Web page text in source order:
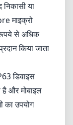
या
माइक्रो
रूपये से अधिक
किया जाता
डिवाइस
है और मोबाइल
का उपयोग